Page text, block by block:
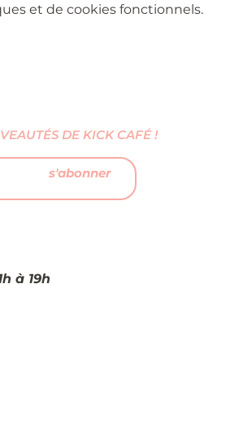
et de cookies fonctionnels.
DE KICK CAFÉ !
s'abonner
à 19h​